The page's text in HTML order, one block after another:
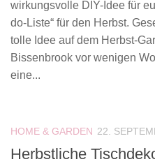
wirkungsvolle DIY-Idee für
do-Liste“ für den Herbst.
tolle Idee auf dem Herbst-
Bissenbrook vor wenigen
eine...
HOME & GARDEN 22.
Herbstliche